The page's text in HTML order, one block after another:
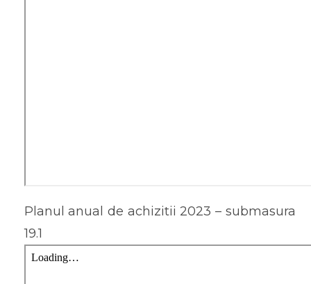
Planul anual de achizitii 2023 – submasura
19.1